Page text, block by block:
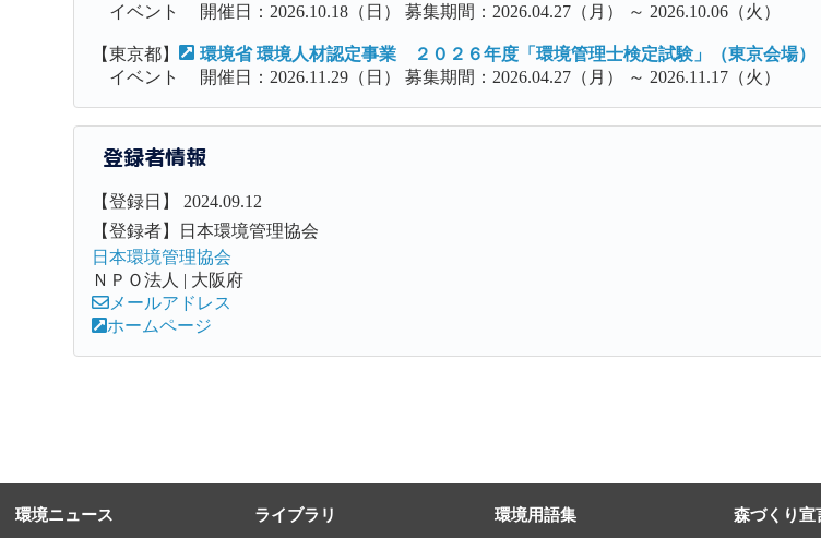
イベント
開催日：2026.10.18（日） 募集期間：2026.04.27（月） ～ 2026.10.06（火）
【東京都】
イベント
環境省 環境人材認定事業 ２０２６年度「環境管理士検定試験」（東京会場）
開催日：2026.11.29（日） 募集期間：2026.04.27（月） ～ 2026.11.17（火）
登録者情報
【登録日】 2024.09.12
【登録者】日本環境管理協会
日本環境管理協会
ＮＰＯ法人 | 大阪府
メールアドレス
ホームページ
環境ニュース ライブラリ 環境用語集 森づくり宣